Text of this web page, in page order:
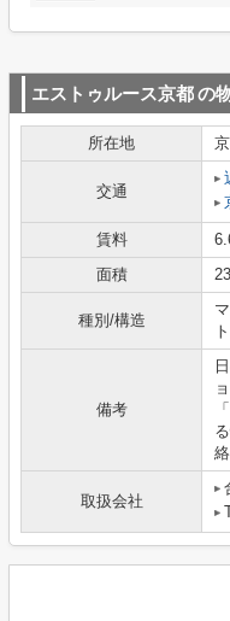
エストゥルース京都の
所在地
交通
賃料
面積
種別/構造
ト
備考
取扱会社